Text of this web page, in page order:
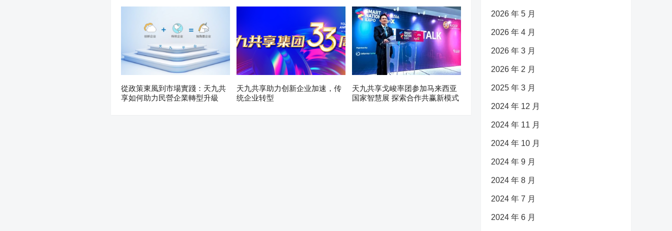
從政策東風到市場實踐：天九共
享如何助力民營企業轉型升級
天九共享助力创新企业加速，传
统企业转型
天九共享戈峻率团参加马来西亚
国家智慧展 探索合作共赢新模式
2026 年 5 月
2026 年 4 月
2026 年 3 月
2026 年 2 月
2025 年 3 月
2024 年 12 月
2024 年 11 月
2024 年 10 月
2024 年 9 月
2024 年 8 月
2024 年 7 月
2024 年 6 月